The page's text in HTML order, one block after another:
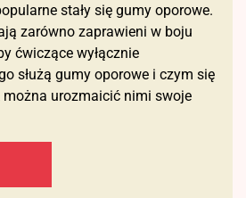
stały się gumy oporowe.
zarówno zaprawieni w boju
ćwiczące wyłącznie
służą gumy oporowe i czym się
urozmaicić nimi swoje